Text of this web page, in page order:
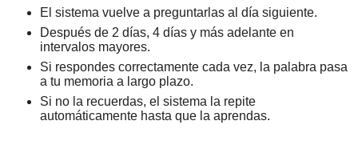
El sistema vuelve a preguntarlas al día siguiente.
Después de 2 días, 4 días y más adelante en
intervalos mayores.
Si respondes correctamente cada vez, la palabra pasa
a tu memoria a largo plazo.
Si no la recuerdas, el sistema la repite
automáticamente hasta que la aprendas.